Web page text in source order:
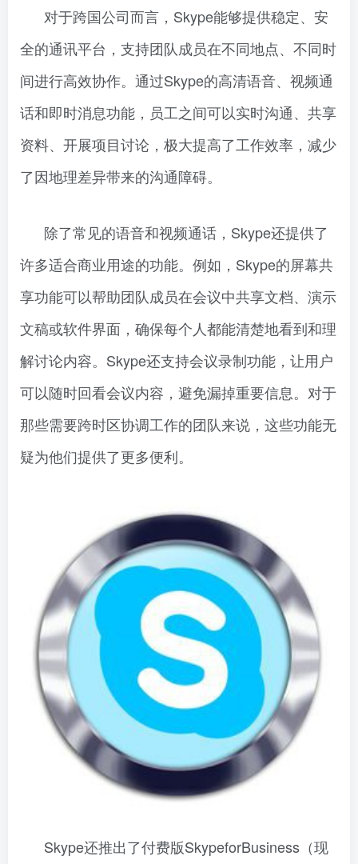
对于跨国公司而言，Skype能够提供稳定、安
全的通讯平台，支持团队成员在不同地点、不同时
间进行高效协作。通过Skype的高清语音、视频通
话和即时消息功能，员工之间可以实时沟通、共享
资料、开展项目讨论，极大提高了工作效率，减少
了因地理差异带来的沟通障碍。
除了常见的语音和视频通话，Skype还提供了
许多适合商业用途的功能。例如，Skype的屏幕共
享功能可以帮助团队成员在会议中共享文档、演示
文稿或软件界面，确保每个人都能清楚地看到和理
解讨论内容。Skype还支持会议录制功能，让用户
可以随时回看会议内容，避免漏掉重要信息。对于
那些需要跨时区协调工作的团队来说，这些功能无
疑为他们提供了更多便利。
Skype还推出了付费版SkypeforBusiness（现